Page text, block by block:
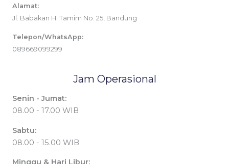
Alamat:
Jl. Babakan H. Tamim No. 25, Bandung
Telepon/WhatsApp:
089669099299
Jam Operasional
Senin - Jumat:
08.00 - 17.00 WIB
Sabtu:
08.00 - 15.00 WIB
Minggu & Hari Libur: